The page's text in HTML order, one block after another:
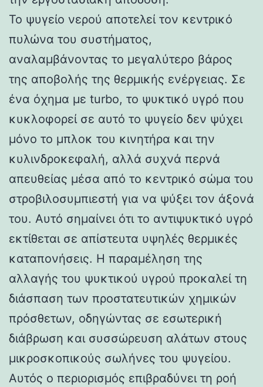
Το ψυγείο νερού αποτελεί τον κεντρικό
πυλώνα του συστήματος,
αναλαμβάνοντας το μεγαλύτερο βάρος
της αποβολής της θερμικής ενέργειας. Σε
ένα όχημα με turbo, το ψυκτικό υγρό που
κυκλοφορεί σε αυτό το ψυγείο δεν ψύχει
μόνο το μπλοκ του κινητήρα και την
κυλινδροκεφαλή, αλλά συχνά περνά
απευθείας μέσα από το κεντρικό σώμα του
στροβιλοσυμπιεστή για να ψύξει τον άξονά
του. Αυτό σημαίνει ότι το αντιψυκτικό υγρό
εκτίθεται σε απίστευτα υψηλές θερμικές
καταπονήσεις. Η παραμέληση της
αλλαγής του ψυκτικού υγρού προκαλεί τη
διάσπαση των προστατευτικών χημικών
πρόσθετων, οδηγώντας σε εσωτερική
διάβρωση και συσσώρευση αλάτων στους
μικροσκοπικούς σωλήνες του ψυγείου.
Αυτός ο περιορισμός επιβραδύνει τη ροή